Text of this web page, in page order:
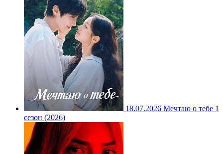
18.07.2026 Мечтаю о тебе 1
сезон (2026)